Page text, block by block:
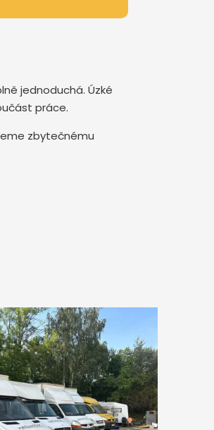
jednoduchá. Úzké
práce.
zbytečnému